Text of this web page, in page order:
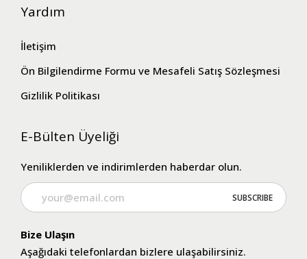
Yardım
İletişim
Ön Bilgilendirme Formu ve Mesafeli Satış Sözleşmesi
Gizlilik Politikası
E-Bülten Üyeliği
Yeniliklerden ve indirimlerden haberdar olun.
Bize Ulaşın
Aşağıdaki telefonlardan bizlere ulaşabilirsiniz.